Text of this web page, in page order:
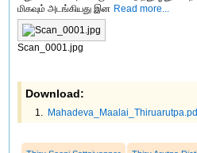
மிகவும் அடங்கியது இன Read more...
Scan_0001.jpg
Download: